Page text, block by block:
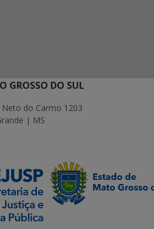
GROSSO DO SUL
do Carmo 1203
| MS